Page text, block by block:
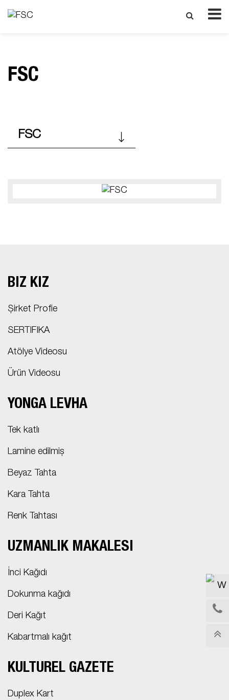
FSC
FSC
BIZ KİZ
Şirket Profie
SERTIFIKA
Atölye Videosu
Ürün Videosu
YONGA LEVHA
Tek katlı
Lamine edilmiş
Beyaz Tahta
Kara Tahta
Renk Tahtası
UZMANLIK MAKALESI
İnci Kağıdı
Dokunma kağıdı
Deri Kağıt
Kabartmalı kağıt
KÜLTÜREL GAZETE
Duplex Kart